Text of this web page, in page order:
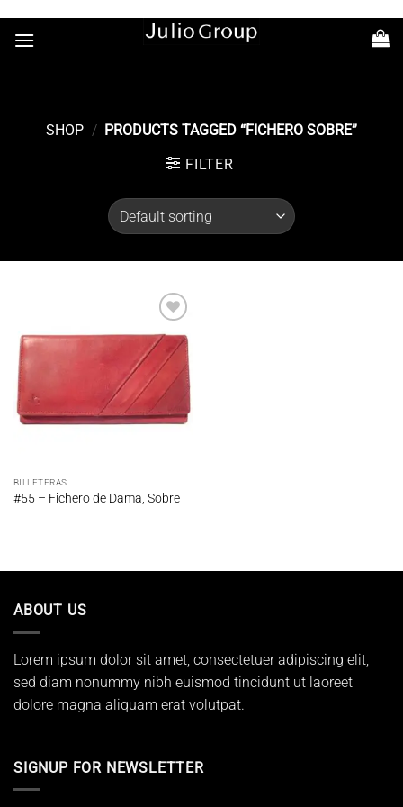
SHOP / PRODUCTS TAGGED “FICHERO SOBRE”
FILTER
Añadir
a la
lista de
deseos
BILLETERAS
#55 – Fichero de Dama, Sobre
ABOUT US
Lorem ipsum dolor sit amet, consectetuer adipiscing elit,
sed diam nonummy nibh euismod tincidunt ut laoreet
dolore magna aliquam erat volutpat.
SIGNUP FOR NEWSLETTER